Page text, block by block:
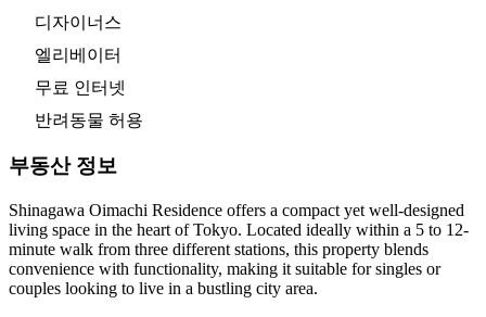
디자이너스
엘리베이터
무료 인터넷
반려동물 허용
부동산 정보
Shinagawa Oimachi Residence offers a compact yet well-designed
living space in the heart of Tokyo. Located ideally within a 5 to 12-
minute walk from three different stations, this property blends
convenience with functionality, making it suitable for singles or
couples looking to live in a bustling city area.